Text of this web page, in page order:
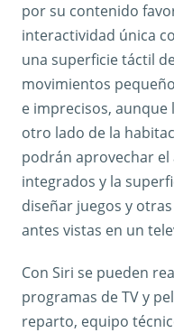
por su contenido
interactividad única
una superficie táctil
movimientos
e imprecisos, aunque
otro lado de la
podrán aprovechar
integrados y la
diseñar juegos y
antes vistas en un
Con Siri se pueden
programas de TV y
reparto, equipo